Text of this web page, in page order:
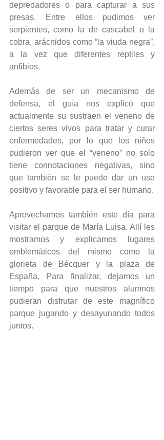
depredadores o para capturar a sus
presas. Entre ellos pudimos ver
serpientes, como la de cascabel o la
cobra, arácnidos como “la viuda negra”,
a la vez que diferentes reptiles y
anfibios.
Además de ser un mecanismo de
defensa, el guía nos explicó que
actualmente su sustraen el veneno de
ciertos seres vivos para tratar y curar
enfermedades, por lo que los niños
pudieron ver que el “veneno” no solo
tiene connotaciones negativas, sino
que también se le puede dar un uso
positivo y favorable para el ser humano.
Aprovechamos también este día para
visitar el parque de María Luisa. Allí les
mostramos y explicamos lugares
emblemáticos del mismo como la
glorieta de Bécquer y la plaza de
España. Para finalizar, dejamos un
tiempo para que nuestros alumnos
pudieran disfrutar de este magnífico
parque jugando y desayunando todos
juntos.